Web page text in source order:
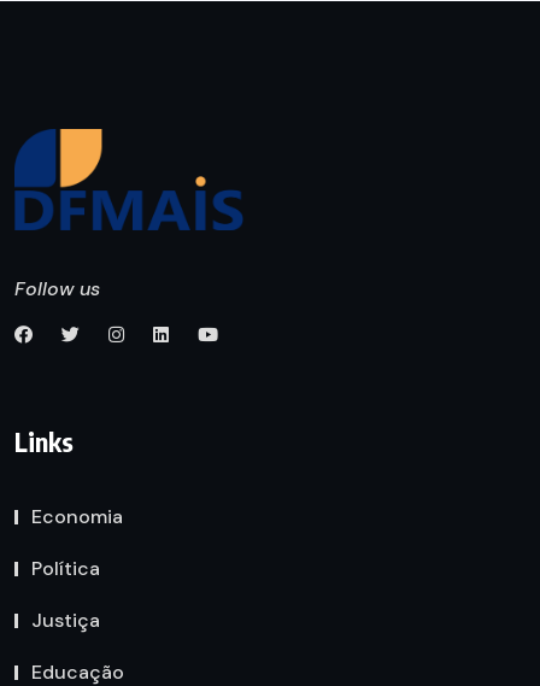
Follow us
Links
Economia
Política
Justiça
Educação